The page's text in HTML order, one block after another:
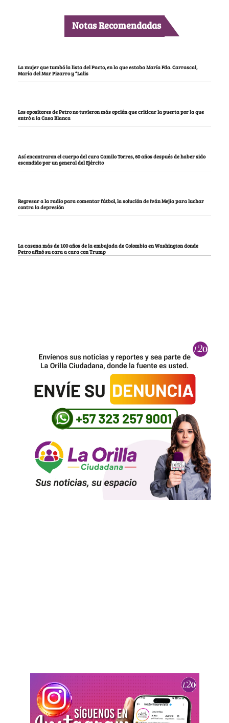
Notas Recomendadas
La mujer que tumbó la lista del Pacto, en la que estaba María Fda. Carrascal,
María del Mar Pizarro y “Lalis
Los opositores de Petro no tuvieron más opción que criticar la puerta por la que
entró a la Casa Blanca
Así encontraron el cuerpo del cura Camilo Torres, 60 años después de haber sido
escondido por un general del Ejército
Regresar a la radio para comentar fútbol, la solución de Iván Mejía para luchar
contra la depresión
La casona más de 100 años de la embajada de Colombia en Washington donde
Petro afinó su cara a cara con Trump